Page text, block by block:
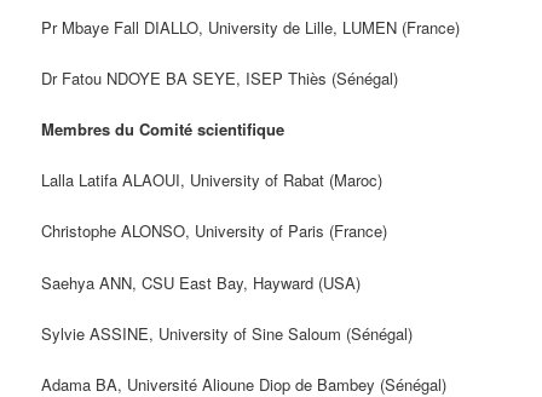
Pr Mbaye Fall DIALLO, University de Lille, LUMEN (France)
Dr Fatou NDOYE BA SEYE, ISEP Thiès (Sénégal)
Membres du Comité scientifique
Lalla Latifa ALAOUI, University of Rabat (Maroc)
Christophe ALONSO, University of Paris (France)
Saehya ANN, CSU East Bay, Hayward (USA)
Sylvie ASSINE, University of Sine Saloum (Sénégal)
Adama BA, Université Alioune Diop de Bambey (Sénégal)